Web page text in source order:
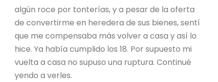
algún roce por tonterías, y a pesar de la oferta
de convertirme en heredera de sus bienes, sentí
que me compensaba más volver a casa y así lo
hice. Ya había cumplido los 18. Por supuesto mi
vuelta a casa no supuso una ruptura. Continué
yendo a verles.